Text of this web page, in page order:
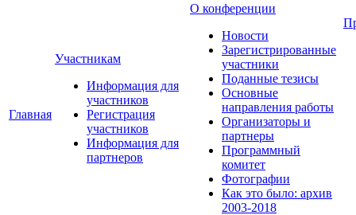
Главная
Участникам
Информация для
участников
Регистрация
участников
Информация для
партнеров
О конференции
Новости
Зарегистрированные
участники
Поданные тезисы
Основные
направления работы
Организаторы и
партнеры
Программный
комитет
Фотографии
Как это было: архив
2003-2018